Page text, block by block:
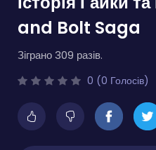
and Bolt Saga
Зіграно 309 разів.
0 (0 Голосів)